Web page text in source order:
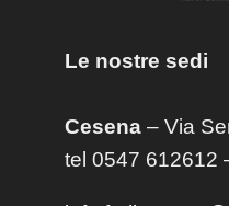
Le nostre sedi
Cesena– Via
tel 0547 612612